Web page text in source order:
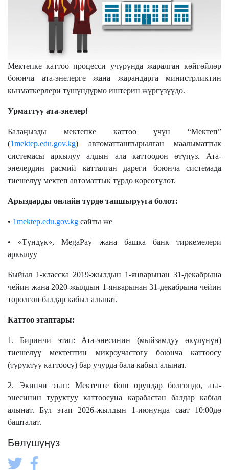
Мектепке каттоо процесси учурунда жаралган көйгөйлөр
боюнча ата-энелерге жана жарандарга министрликтин
кызматкерлери түшүндүрмө иштерин жүргүзүүдө.
Урматтуу ата-энелер!
Балаңызды мектепке каттоо үчүн “Мектеп”
(1mektep.edu.gov.kg) автоматташтырылган маалыматтык
системасы аркылуу алдын ала каттоодон өтүңүз. Ата-
энелердин расмий катталган дареги боюнча системада
тиешелүү мектеп автоматтык түрдө көрсөтүлөт.
Арыздарды онлайн түрдө тапшырууга болот:
• 1mektep.edu.gov.kg сайты же
• «Түндүк», MegaPay жана башка банк тиркемелери
аркылуу
Быйыл 1-класска 2019-жылдын 1-январынан 31-декабрына
чейин жана 2020-жылдын 1-январынан 31-декабрына чейин
төрөлгөн балдар кабыл алынат.
Каттоо этаптары:
1. Биринчи этап: Ата-энесинин (мыйзамдуу өкүлүнүн)
тиешелүү мектептин микроучастогу боюнча каттоосу
(туруктуу каттоосу) бар учурда бала кабыл алынат.
2. Экинчи этап: Мектепте бош орундар болгондо, ата-
энесинин туруктуу каттоосуна карабастан балдар кабыл
алынат. Бул этап 2026-жылдын 1-июнунда саат 10:00дө
башталат.
Бөлүшүңүз